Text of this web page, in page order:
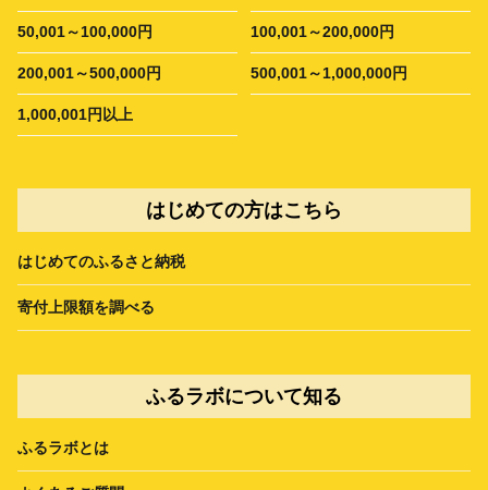
50,001～100,000円 100,001～200,000円
200,001～500,000円 500,001～1,000,000円
1,000,001円以上
はじめての方はこちら
はじめてのふるさと納税
寄付上限額を調べる
ふるラボについて知る
ふるラボとは